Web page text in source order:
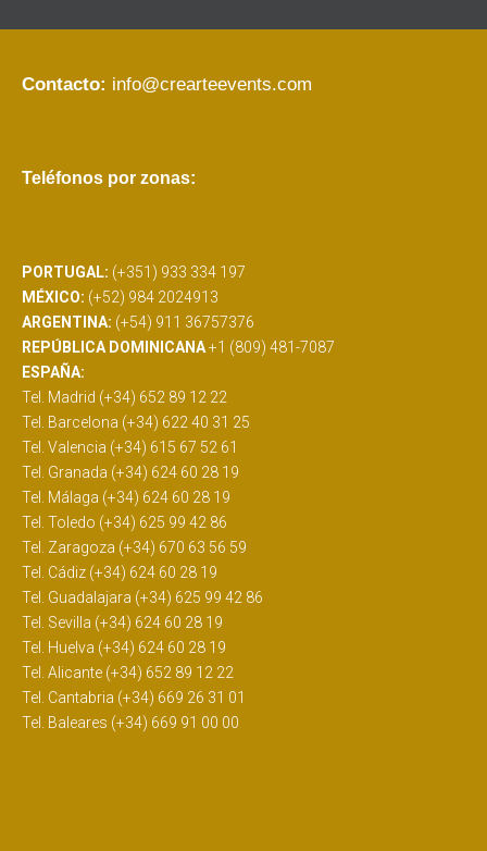
Contacto: info@crearteevents.com
Teléfonos por zonas:
PORTUGAL: (+351) 933 334 197
MÉXICO: (+52) 984 2024913
ARGENTINA: (+54) 911 36757376
REPÚBLICA DOMINICANA+1 (809) 481-7087
ESPAÑA:
Tel. Madrid (+34) 652 89 12 22
Tel. Barcelona (+34) 622 40 31 25
Tel. Valencia (+34) 615 67 52 61
Tel. Granada (+34) 624 60 28 19
Tel. Málaga (+34) 624 60 28 19
Tel. Toledo (+34) 625 99 42 86
Tel. Zaragoza (+34) 670 63 56 59
Tel. Cádiz (+34) 624 60 28 19
Tel. Guadalajara (+34) 625 99 42 86
Tel. Sevilla (+34) 624 60 28 19
Tel. Huelva (+34) 624 60 28 19
Tel. Alicante (+34) 652 89 12 22
Tel. Cantabria (+34) 669 26 31 01
Tel. Baleares (+34) 669 91 00 00